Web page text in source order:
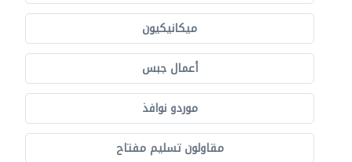
ميكانيكيون
أعمال جبس
موردو نوافذ
مقاولون تسليم مفتاح